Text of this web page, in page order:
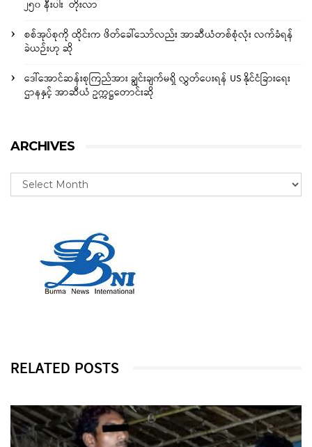
၂၅၀ နီးပါး တိုးလာ
စစ်အုပ်စုကို ထိုင်းက ဖိတ်ခေါ်သော်လည်း အာဆီယံတစ်စုံလုံး လက်ခံရန်
ခဲယဉ်းဟု ဆို
ဒေါ်အောင်ဆန်းစုကြည်အား ချွင်းချက်မရှိ လွှတ်ပေးရန် US နိုင်ငံခြားရေး
ဌာနနှင့် အာဆီယံ ဥက္ကဋ္ဌတောင်းဆို
ARCHIVES
RELATED POSTS